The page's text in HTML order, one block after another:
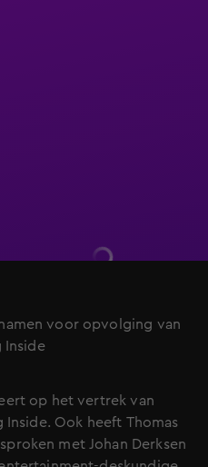
voor opvolging van
Inside
op het vertrek van
Inside. Ook heeft Thomas
met Johan Derksen